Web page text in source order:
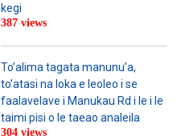
kegi
387 views
To’alima tagata manunu’a,
to’atasi na loka e leoleo i se
faalavelave i Manukau Rd i le i le
taimi pisi o le taeao analeila
304 views